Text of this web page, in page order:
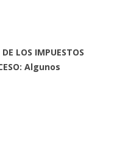
LOS IMPUESTOS
Algunos